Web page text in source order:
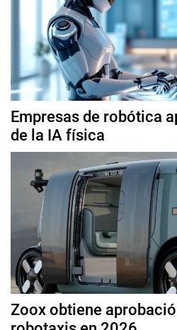
Empresas de robótica
de la IA física
Zoox obtiene